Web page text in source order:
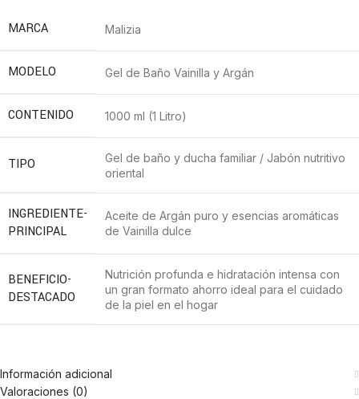
MARCA Malizia
MODELO Gel de Baño Vainilla y Argán
CONTENIDO 1000 ml (1 Litro)
TIPO
Gel de baño y ducha familiar / Jabón nutritivo
oriental
INGREDIENTE-
PRINCIPAL
Aceite de Argán puro y esencias aromáticas
de Vainilla dulce
BENEFICIO-
DESTACADO
Nutrición profunda e hidratación intensa con
un gran formato ahorro ideal para el cuidado
de la piel en el hogar
Información adicional
Valoraciones (0)